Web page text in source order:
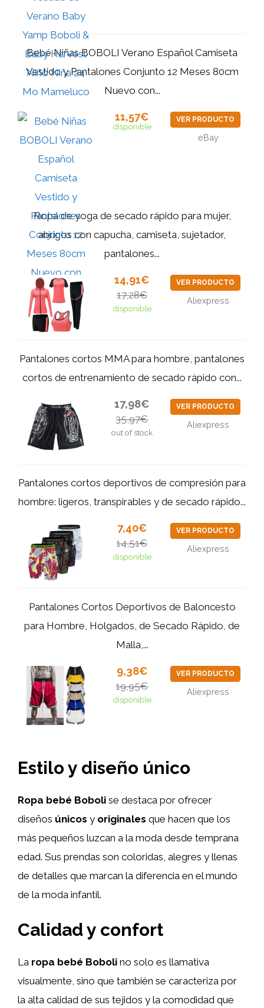
Bebé Niñas BOBOLI Verano Español Camiseta
Vestido y Pantalones Conjunto 12 Meses 80cm
Nuevo con...
11,57€
disponible
VER PRODUCTO
eBay
Ropa de yoga de secado rápido para mujer,
abrigos con capucha, camiseta, sujetador,
pantalones...
14,91€
17,28€
disponible
VER PRODUCTO
Aliexpress
Pantalones cortos MMA para hombre, pantalones
cortos de entrenamiento de secado rápido con...
17,98€
35,97€
out of stock
VER PRODUCTO
Aliexpress
Pantalones cortos deportivos de compresión para
hombre: ligeros, transpirables y de secado rápido...
7,40€
14,51€
disponible
VER PRODUCTO
Aliexpress
Pantalones Cortos Deportivos de Baloncesto
para Hombre, Holgados, de Secado Rápido, de
Malla,...
9,38€
19,95€
disponible
VER PRODUCTO
Aliexpress
Estilo y diseño único
Ropa bebé Boboli se destaca por ofrecer
diseños únicos y originales que hacen que los
más pequeños luzcan a la moda desde temprana
edad. Sus prendas son coloridas, alegres y llenas
de detalles que marcan la diferencia en el mundo
de la moda infantil.
Calidad y confort
La ropa bebé Boboli no solo es llamativa
visualmente, sino que también se caracteriza por
la alta calidad de sus tejidos y la comodidad que